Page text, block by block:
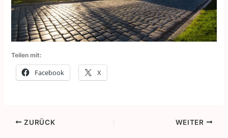
Teilen mit:
Facebook X
ZURÜCK WEITER